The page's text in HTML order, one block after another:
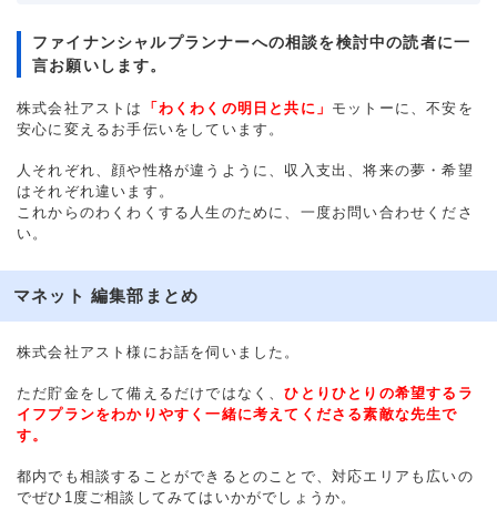
ファイナンシャルプランナーへの相談を検討中の読者に一
言お願いします。
株式会社アストは 「わくわくの明日と共に」 モットーに、不安を
安心に変えるお手伝いをしています。
人それぞれ、顔や性格が違うように、収入支出、将来の夢・希望
はそれぞれ違います。
これからのわくわくする人生のために、一度お問い合わせくださ
い。
マネット 編集部まとめ
株式会社アスト様にお話を伺いました。
ただ貯金をして備えるだけではなく、ひとりひとりの希望するラ
イフプランをわかりやすく一緒に考えてくださる素敵な先生で
す。
都内でも相談することができるとのことで、対応エリアも広いの
でぜひ1度ご相談してみてはいかがでしょうか。